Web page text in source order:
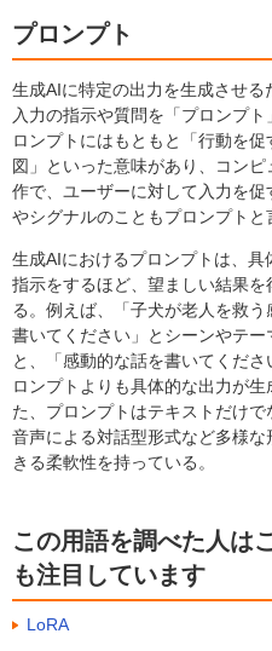
プロンプト
生成AIに特定の出力を生成させる
入力の指示や質問を「プロンプ
ロンプトにはもともと「行動を促
図」といった意味があり、コンピ
作で、ユーザーに対して入力を促
やシグナルのこともプロンプトと
生成AIにおけるプロンプトは、具
指示をするほど、望ましい結果を
る。例えば、「子犬が老人を救う
書いてください」とシーンやテー
と、「感動的な話を書いてくださ
ロンプトよりも具体的な出力が生
た、プロンプトはテキストだけで
音声による対話型形式など多様な
きる柔軟性を持っている。
この用語を調べた人は
も注目しています
LoRA